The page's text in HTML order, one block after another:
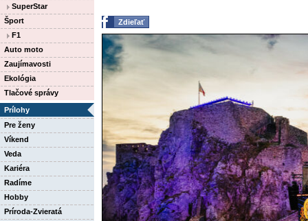
SuperStar
Šport
F1
Auto moto
Zaujímavosti
Ekológia
Tlačové správy
Prílohy
Pre ženy
Víkend
Veda
Kariéra
Radíme
Hobby
Príroda-Zvieratá
Zdieľať